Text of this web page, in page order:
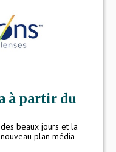
à partir du
beaux jours et la
plan média